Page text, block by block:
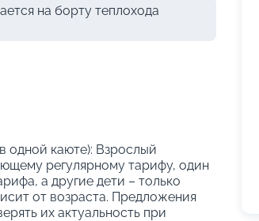
на борту теплохода
одной каюте): Взрослый
регулярному тарифу, один
а другие дети – только
от возраста. Предложения
их актуальность при